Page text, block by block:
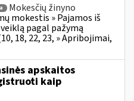
Mokesčių žinyno
mokestis » Pajamos iš
pagal pažymą
18, 22, 23, » Apribojimai,
apskaitos
kaip